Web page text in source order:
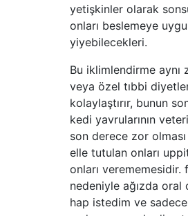
yetişkinler olarak
onları beslemeye
yiyebilecekleri.
Bu iklimlendirme aynı
veya özel tıbbi
kolaylaştırır, bunun
kedi yavrularının
son derece zor
elle tutulan onları
onları verememesidir.
nedeniyle ağızda
hap istedim ve